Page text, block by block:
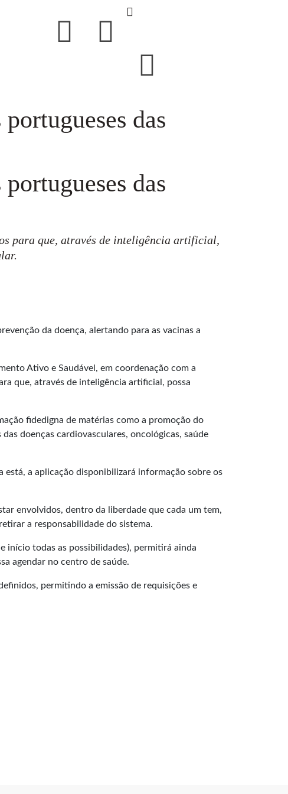
das
das
para que, através de inteligência artificial,
da doença, alertando para as vacinas a
Ativo e Saudável, em coordenação com a
que, através de inteligência artificial, possa
fidedigna de matérias como a promoção do
doenças cardiovasculares, oncológicas, saúde
a aplicação disponibilizará informação sobre os
envolvidos, dentro da liberdade que cada um tem,
a responsabilidade do sistema.
início todas as possibilidades), permitirá ainda
agendar no centro de saúde.
permitindo a emissão de requisições e